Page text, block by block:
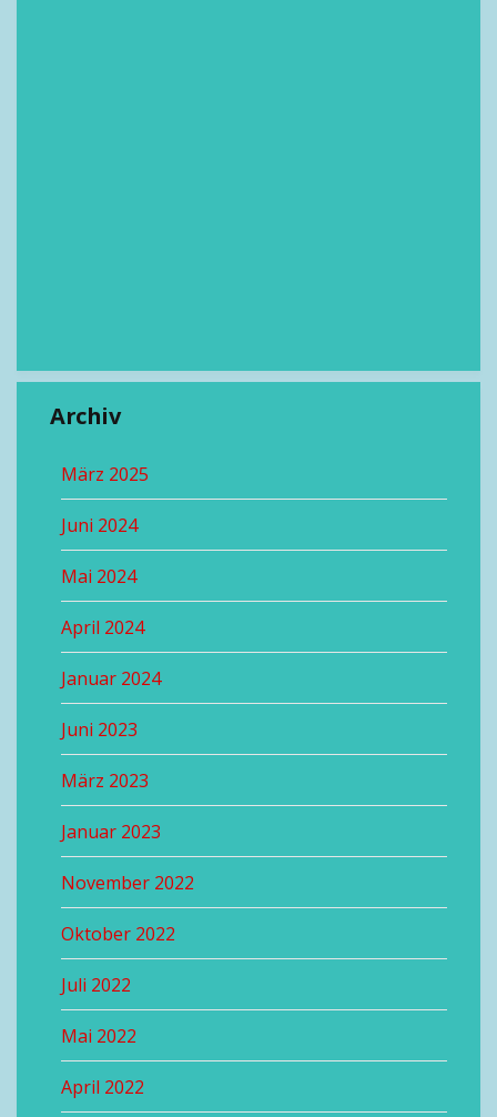
Archiv
März 2025
Juni 2024
Mai 2024
April 2024
Januar 2024
Juni 2023
März 2023
Januar 2023
November 2022
Oktober 2022
Juli 2022
Mai 2022
April 2022